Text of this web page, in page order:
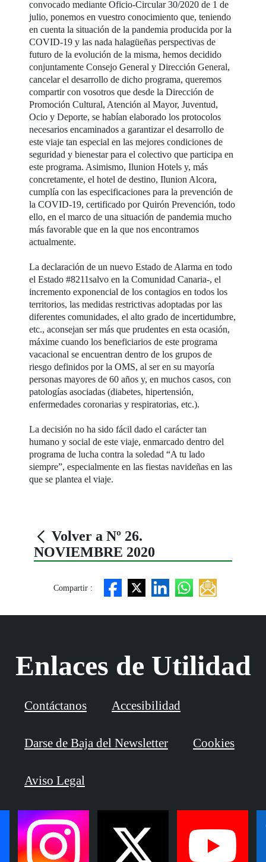
convocado mediante Oficio-Circular 30/2020 de 1 de
julio, ponemos en vuestro conocimiento que, teniendo
en cuenta la situación de la pandemia producida por la
COVID-19 y las nada halagüeñas perspectivas de
futuro de la evolución de la misma, hemos decidido
conjuntamente Consejo General y Dirección General,
cancelar el desarrollo de dicho programa, queremos
compartir con vosotros que desde la Dirección de
Promoción Cultural, Atención al Mayor, Juventud,
Ocio y Deporte, se habían elaborado los protocolos
necesarios encaminados a garantizar el desarrollo de
este viaje tan especial en las mejores condiciones de
seguridad y bienestar para el colectivo que participa en
este programa. Asimismo, Ilunion Hotels y, más
concretamente, el hotel de destino, Ilunion Alcora,
cumplía con las especificaciones para la prevención de
la COVID-19, certificado por Quirón Prevención, todo
ello, en el marco de una situación de pandemia mucho
más favorable que en la que nos encontramos
actualmente.
La declaración de un nuevo Estado de Alarma en todo
el Estado #8211salvo en la Comunidad Canaria-, el
incremento exponencial de los contagios en todos los
territorios, las medidas restrictivas adoptadas por las
diferentes comunidades, el alto grado de incertidumbre,
etc., aconsejan ser más que prudentes en esta ocasión,
máxime cuando los beneficiarios de este programa
vacacional se encuentran dentro de los grupos de
riesgo definidos por la OMS, al ser en su mayoría
personas mayores de 60 años y, en muchos casos, con
patologías asociadas (diabetes, hipertensión,
enfermedades coronarias y respiratorias, etc.).
La decisión no ha sido fácil dado el carácter tan
humano y social de este viaje, enmarcado dentro del
programa de lucha contra la soledad “A tu lado
siempre”, especialmente en las fiestas navideñas en las
que se plantea el viaje.
Volver a Nº 26.
NOVIEMBRE 2020
Compartir :
Enlaces de Utilidad
Contáctanos Accesibilidad
Darse de Baja del Newsletter Cookies
Aviso Legal